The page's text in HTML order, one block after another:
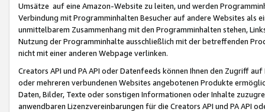
Umsätze auf eine Amazon-Website zu leiten, und werden
Verbindung mit Programminhalten Besucher auf andere Websites als
unmittelbarem Zusammenhang mit den Programminhalten stehen,
Nutzung der Programminhalte ausschließlich mit der betreffenden
nicht mit einer anderen Webpage verlinken.
Creators API und PA API oder Datenfeeds können Ihnen den Zugriff
oder mehreren verbundenen Websites angebotenen Produkte
Daten, Bilder, Texte oder sonstigen Informationen oder Inhalte
anwendbaren Lizenzvereinbarungen für die Creators API und PA API